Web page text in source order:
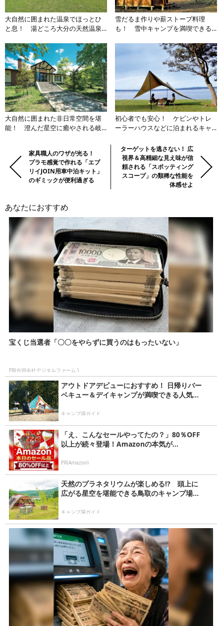
大自然に囲まれた温泉でほっとひ
と息！ 湯どころ大分の天然温泉
リア】
雪だるま作りや薪ストーブ料理
も！ 雪中キャンプを満喫できる
大自然に囲まれた非日常空間を堪
能！ 澄んだ星空に癒やされる岐
初心者でも安心！ ケビンやトレ
ーラーハウスなどに泊まれるキャ
の
の
記
事
Previous:家具職人のワザが光る！
プラモ感覚で作れる「エブ
リイJOIN用車中泊キット」
のギミックが便利過ぎる
Next:
ターゲットを逃さない！ 広
視界＆高精細な見え味が信
頼される「スポッティング
スコープ」の類稀な性能を
体感せよ
あなたにおすすめ
宝くじ当選者「〇〇をやらずに買うのはもったいない」
PR(合同会社デジタルファーム )
アウトドアデビューにおすすめ！ 日帰りバー
ベキュー＆デイキャンプが満喫できる人気...
キャンプ場ガイド
「え、こんなセールやってたの？」80％OFF
以上が続々登場！Amazonの本気が...
PR(Amazon)
天然のプラネタリウムが楽しめる!? 頭上に
広がる星空を堪能できる鳥取のキャンプ場...
キャンプ場ガイド